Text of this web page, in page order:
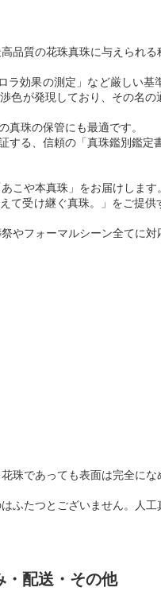
品質の花珠真珠に与えられ
ラ効果の測定」など厳しい
色が発現しており、その名
真珠の保管にも最適です。
る、信頼の「真珠鑑別鑑定
こや本真珠」をお届けします。
受け継ぐ真珠。」をご提供
やフォーマルシーン全てに対
珠であっても表面は完全に
ふたつとございません。人
・配送・その他